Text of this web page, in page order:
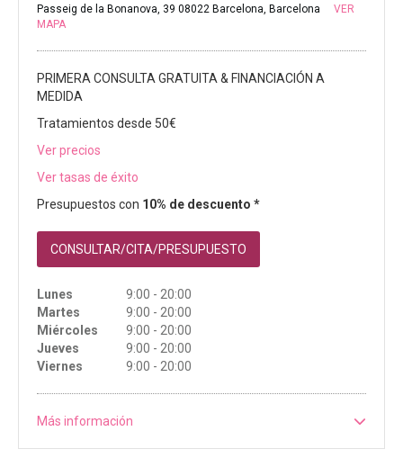
Passeig de la Bonanova, 39 08022 Barcelona, Barcelona
VER
MAPA
PRIMERA CONSULTA GRATUITA & FINANCIACIÓN A
MEDIDA
Tratamientos desde 50€
Ver precios
Ver tasas de éxito
Presupuestos con 10% de descuento *
CONSULTAR/CITA/PRESUPUESTO
Lunes
9:00 - 20:00
Martes
9:00 - 20:00
Miércoles
9:00 - 20:00
Jueves
9:00 - 20:00
Viernes
9:00 - 20:00
Más información